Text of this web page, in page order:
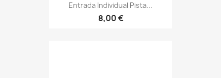
Entrada Individual Pista...
8,00 €